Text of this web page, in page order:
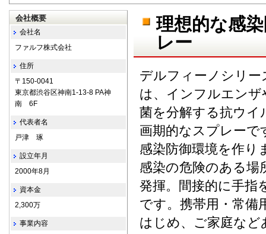
理想的な感
レー
デルフィーノシリ
は、インフルエン
菌を分解する抗ウイ
画期的なスプレーで
感染防御環境を作り
感染の危険のある場
発揮。間接的に手指
です。携帯用・常備
はじめ、ご家庭など
会社概要
会社名
ファルフ株式会社
住所
〒150-0041
東京都渋谷区神南1-13-8 PA神
南 6F
代表者名
戸津 琢
設立年月
2000年8月
資本金
2,300万
事業内容